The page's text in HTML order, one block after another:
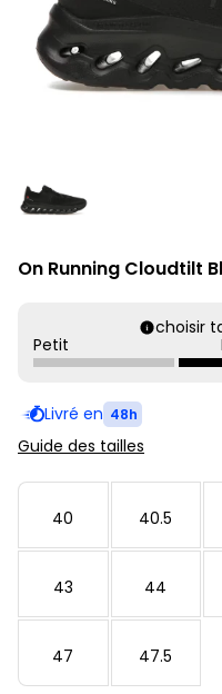
On Running Cloudtilt
choisir
Petit
Livré en 48h
Guide des tailles
40 40.5
43 44
47 47.5